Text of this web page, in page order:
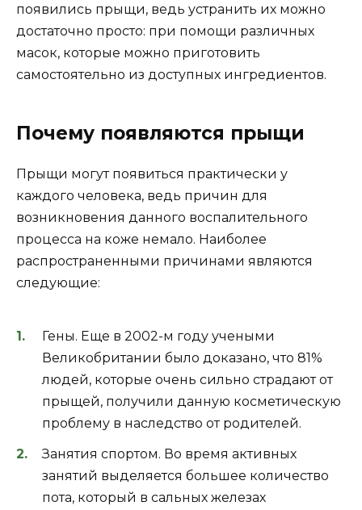
появились прыщи, ведь устранить их можно
достаточно просто: при помощи различных
масок, которые можно приготовить
самостоятельно из доступных ингредиентов.
Почему появляются прыщи
Прыщи могут появиться практически у
каждого человека, ведь причин для
возникновения данного воспалительного
процесса на коже немало. Наиболее
распространенными причинами являются
следующие:
Гены. Еще в 2002-м году учеными
Великобритании было доказано, что 81%
людей, которые очень сильно страдают от
прыщей, получили данную косметическую
проблему в наследство от родителей.
Занятия спортом. Во время активных
занятий выделяется большее количество
пота, который в сальных железах